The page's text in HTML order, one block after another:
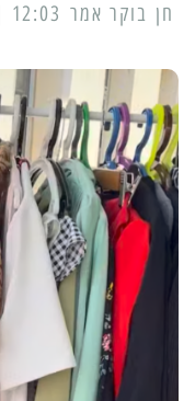
12:03 | 31/03/2025